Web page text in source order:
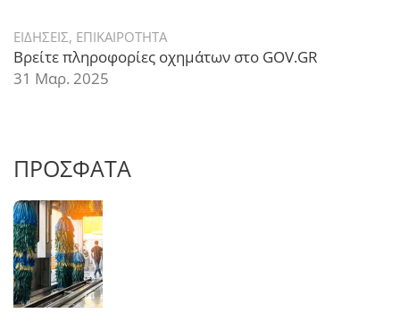
ΕΙΔΗΣΕΙΣ, ΕΠΙΚΑΙΡΟΤΗΤΑ
Βρείτε πληροφορίες οχημάτων στο GOV.GR
31 Μαρ. 2025
ΠΡΟΣΦΑΤΑ